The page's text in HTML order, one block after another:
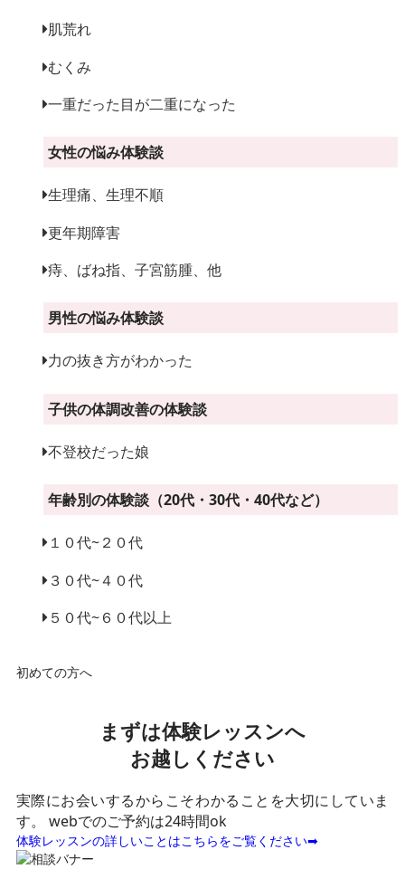
肌荒れ
むくみ
一重だった目が二重になった
女性の悩み体験談
生理痛、生理不順
更年期障害
痔、ばね指、子宮筋腫、他
男性の悩み体験談
力の抜き方がわかった
子供の体調改善の体験談
不登校だった娘
年齢別の体験談（20代・30代・40代など）
１０代~２０代
３０代~４０代
５０代~６０代以上
初めての方へ
まずは体験レッスンへ
お越しください
実際にお会いするからこそわかることを大切にしていま
す。
webでのご予約は24時間ok
体験レッスンの詳しいことはこちらをご覧ください➡